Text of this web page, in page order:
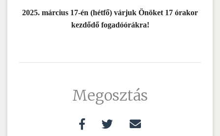
2025. március 17-én (hétfő) várjuk Önöket 17 órakor
kezdődő fogadóórákra!
Megosztás